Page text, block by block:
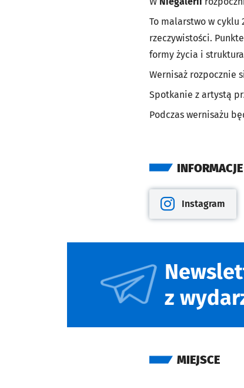
To malarstwo w cyklu
rzeczywistości.
formy życia i
Wernisaż rozpocznie
Spotkanie z artystą
Podczas wernisażu
Otwiera się w
Instagram
z
MIEJSCE